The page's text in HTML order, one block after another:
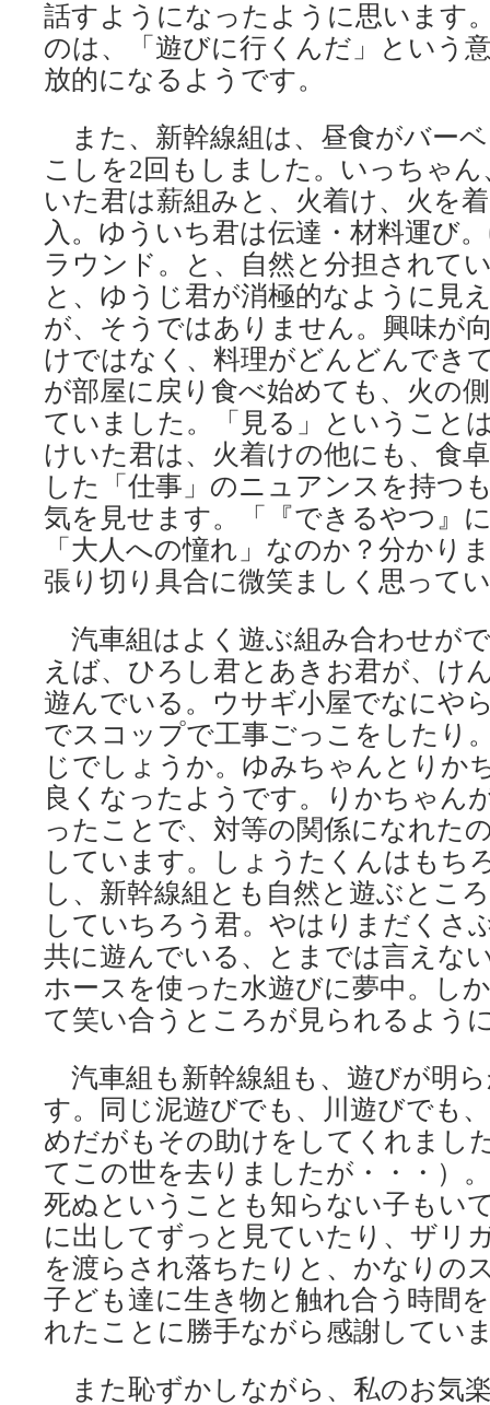
話すようになったように思います
のは、「遊びに行くんだ」という
放的になるようです。
また、新幹線組は、昼食がバー
こしを2回もしました。いっちゃ
いた君は薪組みと、火着け、火を
入。ゆういち君は伝達・材料運び
ラウンド。と、自然と分担されて
と、ゆうじ君が消極的なように見
が、そうではありません。興味が
けではなく、料理がどんどんでき
が部屋に戻り食べ始めても、火の
ていました。「見る」ということ
けいた君は、火着けの他にも、食
した「仕事」のニュアンスを持つ
気を見せます。「『できるやつ』
「大人への憧れ」なのか？分かり
張り切り具合に微笑ましく思って
汽車組はよく遊ぶ組み合わせが
えば、ひろし君とあきお君が、け
遊んでいる。ウサギ小屋でなにや
でスコップで工事ごっこをしたり
じでしょうか。ゆみちゃんとりか
良くなったようです。りかちゃん
ったことで、対等の関係になれた
しています。しょうたくんはもち
し、新幹線組とも自然と遊ぶとこ
していちろう君。やはりまだくさ
共に遊んでいる、とまでは言えな
ホースを使った水遊びに夢中。し
て笑い合うところが見られるよう
汽車組も新幹線組も、遊びが明
す。同じ泥遊びでも、川遊びでも
めだがもその助けをしてくれまし
てこの世を去りましたが・・・）
死ぬということも知らない子もい
に出してずっと見ていたり、ザリ
を渡らされ落ちたりと、かなりの
子ども達に生き物と触れ合う時間
れたことに勝手ながら感謝してい
また恥ずかしながら、私のお気